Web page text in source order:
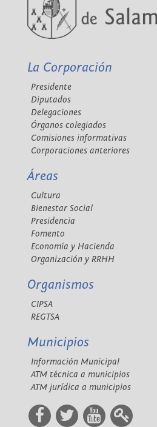
La Corporación
Presidente
Diputados
Delegaciones
Órganos colegiados
Comisiones informativas
Corporaciones anteriores
Áreas
Cultura
Bienestar Social
Presidencia
Fomento
Economía y Hacienda
Organización y RRHH
Organismos
CIPSA
REGTSA
Municipios
Información Municipal
ATM técnica a municipios
ATM jurídica a municipios